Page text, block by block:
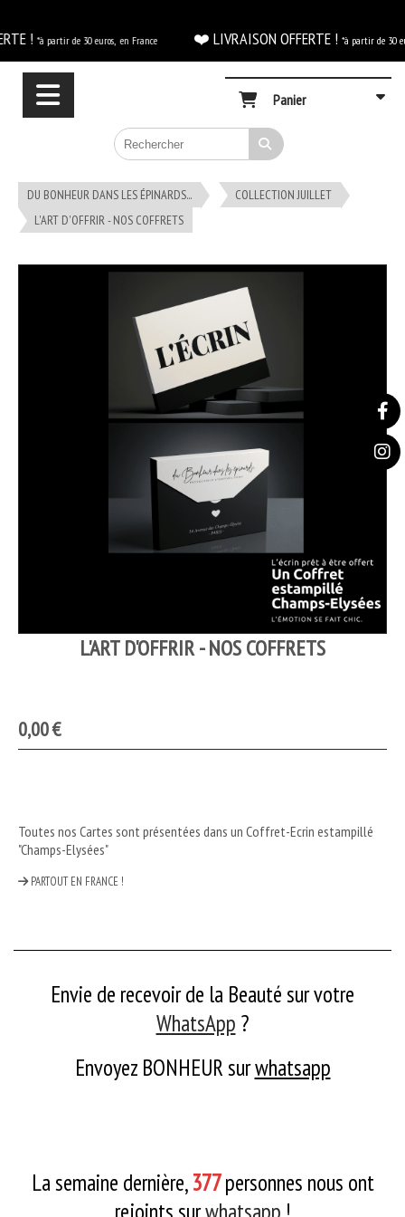
! *à partir de 30 euros, en France ❤️ LIVRAISON OFFERTE ! *à partir de 30
Panier
DU BONHEUR DANS LES ÉPINARDS...
COLLECTION JUILLET
L'ART D'OFFRIR - NOS COFFRETS
L'ART D'OFFRIR - NOS COFFRETS
0,00€
Toutes nos Cartes sont présentées dans un Coffret-Ecrin estampillé
"Champs-Elysées"
PARTOUT EN FRANCE !
Envie de recevoir de la Beauté sur votre
WhatsApp ?
Envoyez BONHEUR surwhatsapp
La semaine dernière,377 personnes nous ont